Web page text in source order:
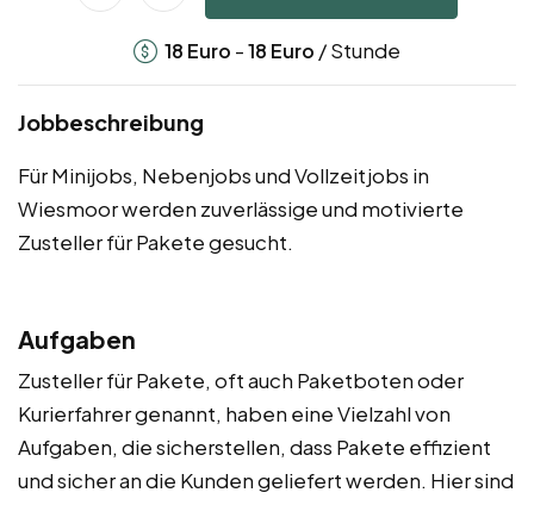
18 Euro -18 Euro / Stunde
Jobbeschreibung
Für Minijobs, Nebenjobs und Vollzeitjobs in
Wiesmoor werden zuverlässige und motivierte
Zusteller für Pakete gesucht.
Aufgaben
Zusteller für Pakete, oft auch Paketboten oder
Kurierfahrer genannt, haben eine Vielzahl von
Aufgaben, die sicherstellen, dass Pakete effizient
und sicher an die Kunden geliefert werden. Hier sind